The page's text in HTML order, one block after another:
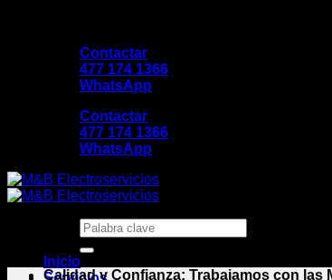
Contactar
477 174 1366
WhatsApp
Contactar
477 174 1366
WhatsApp
Buscar
por:
Inicio
Calidad y Confianza: Trabajamos con las